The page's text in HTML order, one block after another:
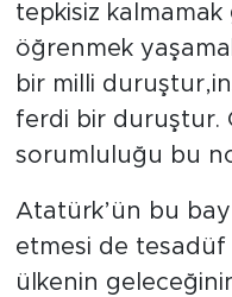
tepkisiz kalmamak
öğrenmek
bir milli
ferdi bir duruştur.
sorumluluğu bu
Atatürk’ün bu
etmesi de
ülkenin